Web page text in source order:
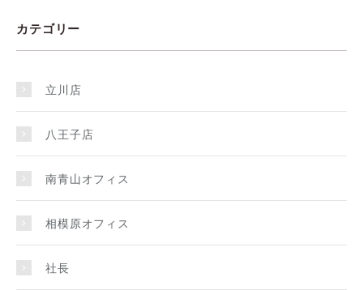
カテゴリー
立川店
八王子店
南青山オフィス
相模原オフィス
社長